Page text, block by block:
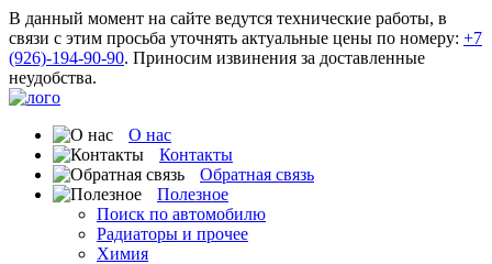
В данный момент на сайте ведутся технические работы, в
связи с этим просьба уточнять актуальные цены по номеру: +7
(926)-194-90-90. Приносим извинения за доставленные
неудобства.
О нас
Контакты
Обратная связь
Полезное
Поиск по автомобилю
Радиаторы и прочее
Химия